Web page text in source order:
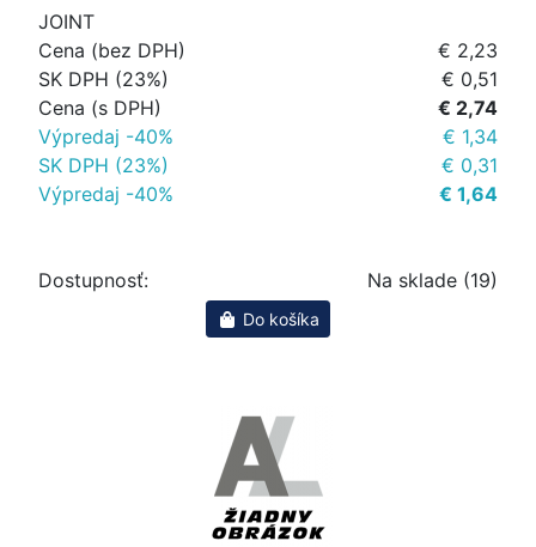
JOINT
Cena (bez DPH)
€ 2,23
SK DPH (23%)
€ 0,51
Cena (s DPH)
€ 2,74
Výpredaj -40%
€ 1,34
SK DPH (23%)
€ 0,31
Výpredaj -40%
€ 1,64
Dostupnosť: Na sklade (19)
Do košíka